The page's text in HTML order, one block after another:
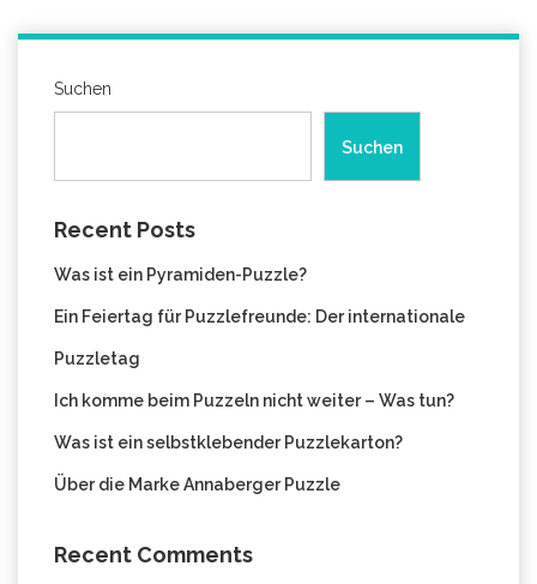
Suchen
Suchen
Recent Posts
Was ist ein Pyramiden-Puzzle?
Ein Feiertag für Puzzlefreunde: Der internationale
Puzzletag
Ich komme beim Puzzeln nicht weiter – Was tun?
Was ist ein selbstklebender Puzzlekarton?
Über die Marke Annaberger Puzzle
Recent Comments